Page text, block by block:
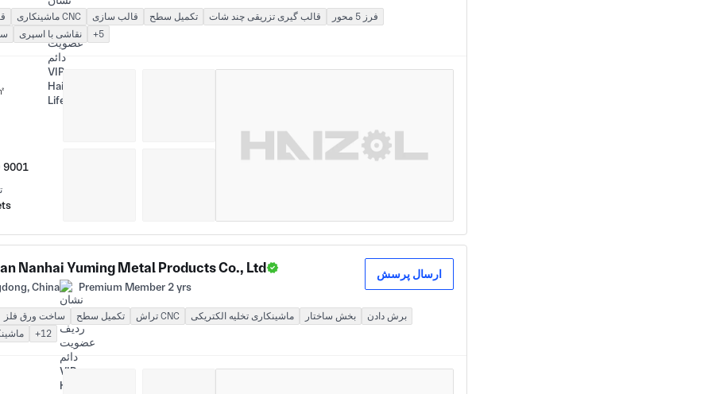
ماشینکاری CNC قالب سازی تکمیل سطح قالب گیری تزریقی چند شات
فرز 5 محور
نقاشی با اسپری +5
9001
Nanhai Yuming Metal Products Co., Ltd
China Premium Member 2 yrs
ارسال پرسش
ساخت ورق فلز تکمیل سطح تراش CNC ماشینکاری تخلیه الکتریکی بخش ساختار
برش دادن
+12